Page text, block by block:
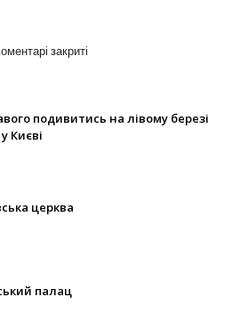
закриті
подивитись на лівому березі
Києві
церква
палац